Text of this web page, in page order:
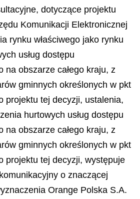
dotyczące projektu
Komunikacji Elektronicznej
rynku właściwego jako rynku
usług dostępu
na obszarze całego kraju, z
gminnych określonych w pkt
projektu tej decyzji, ustalenia,
hurtowych usług dostępu
na obszarze całego kraju, z
gminnych określonych w pkt
projektu tej decyzji, występuje
o znaczącej
Orange Polska S.A.